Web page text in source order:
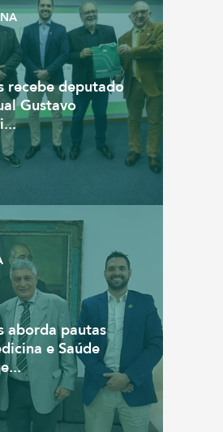
recebe deputado
Gustavo
aborda pautas
e Saúde